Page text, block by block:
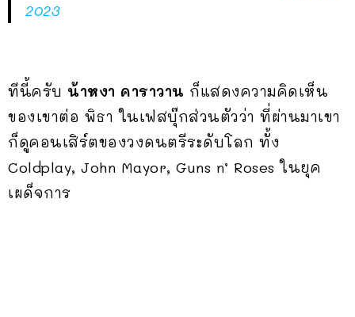
2023
ทีนี้ครับ น้าหงา คาราวาน ก็แสดงความคิดเห็น
ของเขาต่อ พิธา ในเฟสบุ๊กส่วนตัวว่า ที่ผ่านมาเขา
ก็ดูคอนเสิร์ตของวงดนตรีระดับโลก ทั้ง
Coldplay, John Mayor, Guns n’ Roses ในยุค
เผด็จการ